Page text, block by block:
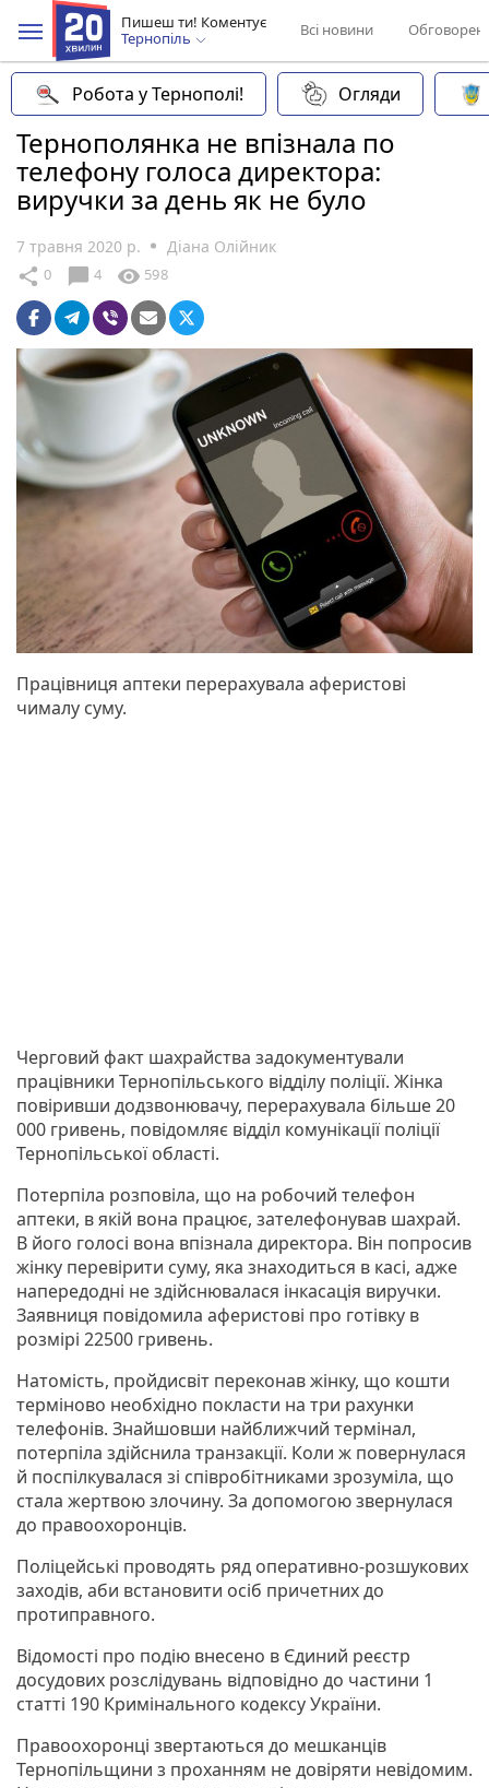
Пишеш ти! Коментує
Тернопіль
Всі новини
Робота у Тернополі! Огляди
Тернополянка не впізнала по
телефону голоса директора:
виручки за день як не було
7 травня 2020 р. Діана Олійник
share 0 chat_bubble 4 visibility 598
Працівниця аптеки перерахувала аферистові
чималу суму.
Черговий факт шахрайства задокументували
працівники Тернопільського відділу поліції. Жінка
повіривши додзвонювачу, перерахувала більше 20
000 гривень, повідомляє відділ комунікації поліції
Тернопільської області.
Потерпіла розповіла, що на робочий телефон
аптеки, в якій вона працює, зателефонував шахрай.
В його голосі вона впізнала директора. Він попросив
жінку перевірити суму, яка знаходиться в касі, адже
напередодні не здійснювалася інкасація виручки.
Заявниця повідомила аферистові про готівку в
розмірі 22500 гривень.
Натомість, пройдисвіт переконав жінку, що кошти
терміново необхідно покласти на три рахунки
телефонів. Знайшовши найближчий термінал,
потерпіла здійcнила транзакції. Коли ж повернулася
й поспілкувалася зі співробітниками зрозуміла, що
стала жертвою злочину. За допомогою звернулася
до правоохоронців.
Поліцейські проводять ряд оперативно-розшукових
заходів, аби встановити осіб причетних до
протиправного.
Відомості про подію внесено в Єдиний реєстр
досудових розслідувань відповідно до частини 1
статті 190 Кримінального кодексу України.
Правоохоронці звертаються до мешканців
Тернопільщини з проханням не довіряти невідомим.